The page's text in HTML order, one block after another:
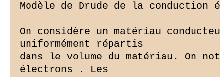
Modèle de Drude de la conduction
On considère un matériau
uniformément répartis
dans le volume du matériau. On
électrons . Les